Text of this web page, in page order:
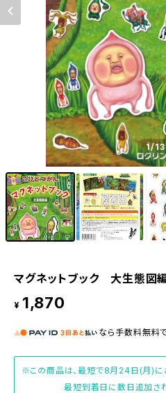
1/13
マグネットブック 大生態図
¥ 1,870
なら 手数料無料
※この商品は、最短で8月24日(月)に
最短到着日に数日追加さ